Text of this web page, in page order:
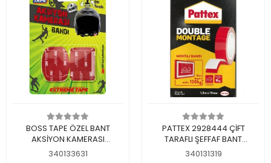
Sepete Ekle
BOSS TAPE ÖZEL BANT
AKSİYON KAMERASI
YAPIŞTIRMA BANDI 4 AD -
340133631
Sepete Ekle
PATTEX 2928444 ÇİFT
TARAFLI ŞEFFAF BANT
12MMX1.5MT
340131319